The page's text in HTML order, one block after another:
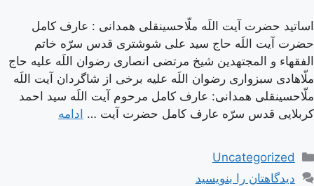
اساتید حضرت آیت اللَه ملّاحسینقلی همدانی : عارف کامل
حضرت آیت اللَه حاج سید علی شوشتری قدس سرّه خاتم
الفقهاء و المجتهدین شیخ مرتضی انصاری رضوان اللَه علیه حاج
ملّاهادی سبزواری رضوان اللَه علیه برخی از شاگردان آیت اللَه
ملّاحسینقلی همدانی: عارف کامل مرحوم آیت اللَه سيد احمد
كربلايى قدس سرّه عارف کامل حضرت آیت … ادامه
دسته‌ها
Uncategorized
دیدگاهتان را بنویسید